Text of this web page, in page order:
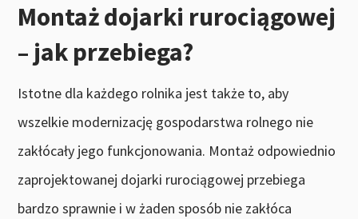
Montaż dojarki rurociągowej
– jak przebiega?
Istotne dla każdego rolnika jest także to, aby
wszelkie modernizację gospodarstwa rolnego nie
zakłócały jego funkcjonowania. Montaż odpowiednio
zaprojektowanej dojarki rurociągowej przebiega
bardzo sprawnie i w żaden sposób nie zakłóca